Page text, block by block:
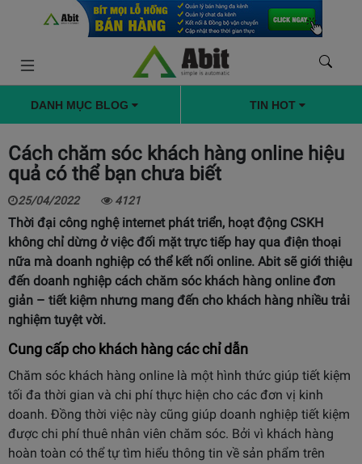
DANH MỤC BLOG TIN HOT
Cách chăm sóc khách hàng online hiệu
quả có thể bạn chưa biết
25/04/2022 4121
Thời đại công nghệ internet phát triển, hoạt động CSKH
không chỉ dừng ở việc đối mặt trực tiếp hay qua điện thoại
nữa mà doanh nghiệp có thể kết nối online. Abit sẽ giới thiệu
đến doanh nghiệp cách chăm sóc khách hàng online đơn
giản – tiết kiệm nhưng mang đến cho khách hàng nhiều trải
nghiệm tuyệt vời.
Cung cấp cho khách hàng các chỉ dẫn
Chăm sóc khách hàng online là một hình thức giúp tiết kiệm
tối đa thời gian và chi phí thực hiện cho các đơn vị kinh
doanh. Đồng thời việc này cũng giúp doanh nghiệp tiết kiệm
được chi phí thuê nhân viên chăm sóc. Bởi vì khách hàng
hoàn toàn có thể tự tìm hiểu thông tin về sản phẩm trên